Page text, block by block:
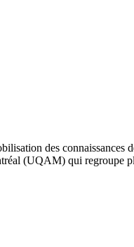
des
(UQAM) qui regroupe